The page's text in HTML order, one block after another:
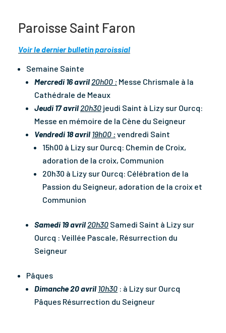
Paroisse Saint Faron
Voir le dernier bulletin paroissial
Semaine Sainte
Mercredi 16 avril20h00 : Messe Chrismale à la
Cathédrale de Meaux
Jeudi 17 avril20h30 jeudi Saint à Lizy sur Ourcq:
Messe en mémoire de la Cène du Seigneur
Vendredi 18 avril 19h00 : vendredi Saint
15h00 à Lizy sur Ourcq: Chemin de Croix,
adoration de la croix, Communion
20h30 à Lizy sur Ourcq: Célébration de la
Passion du Seigneur, adoration de la croix et
Communion
Samedi 19 avril20h30 Samedi Saint à Lizy sur
Ourcq : Veillée Pascale, Résurrection du
Seigneur
Pâques
Dimanche 20 avril 10h30 : à Lizy sur Ourcq
Pâques Résurrection du Seigneur